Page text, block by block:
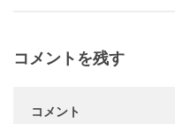
コメントを残す
コメント